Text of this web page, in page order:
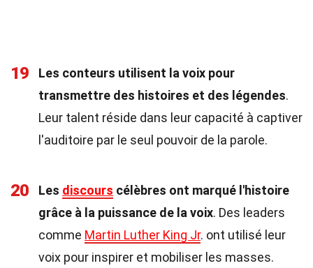
19
Les conteurs utilisent la voix pour
transmettre des histoires et des légendes.
Leur talent réside dans leur capacité à captiver
l'auditoire par le seul pouvoir de la parole.
20 Les discours célèbres ont marqué l'histoire
grâce à la puissance de la voix. Des leaders
comme Martin Luther King Jr. ont utilisé leur
voix pour inspirer et mobiliser les masses.